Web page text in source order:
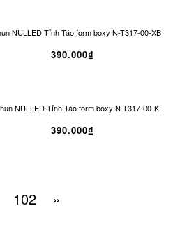
NULLED Tỉnh Táo form boxy N-T317-00-XB
390.000₫
NULLED Tỉnh Táo form boxy N-T317-00-K
390.000₫
102 »